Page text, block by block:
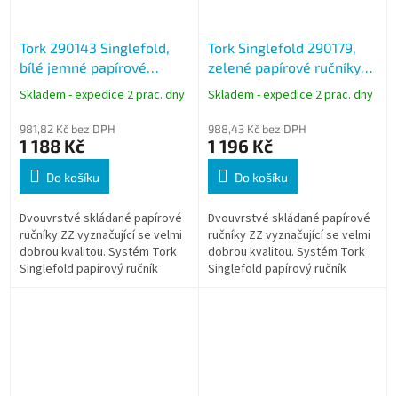
Tork 290143 Singlefold,
bílé jemné papírové
ručníky Advanced, H3
Skladem - expedice 2 prac. dny
981,82 Kč bez DPH
1 188 Kč
Do košíku
Dvouvrstvé skládané papírové
ručníky ZZ vyznačující se velmi
dobrou kvalitou. Systém Tork
Singlefold papírový ručník
Tork Singlefold 290179,
zelené papírové ručníky
Advanced, H3
Skladem - expedice 2 prac. dny
988,43 Kč bez DPH
1 196 Kč
Do košíku
Dvouvrstvé skládané papírové
ručníky ZZ vyznačující se velmi
dobrou kvalitou. Systém Tork
Singlefold papírový ručník